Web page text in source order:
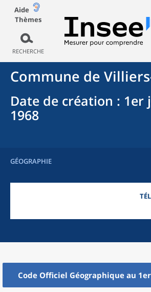
Aide
Thèmes
RECHERCHE
Commune de
Date de création : 1er
1968
GÉOGRAPHIE
Code Officiel Géographique au